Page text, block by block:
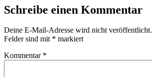
Schreibe einen Kommentar
Deine E-Mail-Adresse wird nicht veröffentlicht.
Felder sind mit * markiert
Kommentar *